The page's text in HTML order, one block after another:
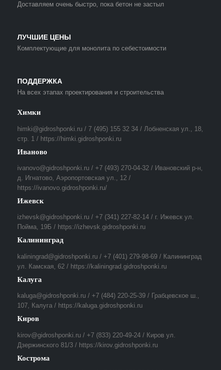
Доставляем очень быстро, пока бетон не застыл
ЛУЧШИЕ ЦЕНЫ
Комплектующие для монолита по себестоимости
ПОДДЕРЖКА
На всех этапах проектирования и строительства
Химки
himki@gidroshponki.ru / 7 (495) 155 32 34 / Лобненская ул., 18,
стр. 1 / https://himki.gidroshponki.ru
Иваново
ivanovo@gidroshponki.ru / +7 (493) 270-04-32 / Ивановский р-н,
д. Игнатово, Аэропортовская ул., 12 /
https://ivanovo.gidroshponki.ru/
Ижевск
izhevsk@gidroshponki.ru / +7 (341) 227-82-14 / г. Ижевск ул.
Пойма, 19Б / https://izhevsk.gidroshponki.ru
Калининград
kaliningrad@gidroshponki.ru / +7 (401) 279-98-69 / Калининград
ул. Камская, 62 / https://kaliningrad.gidroshponki.ru
Калуга
kaluga@gidroshponki.ru / +7 (484) 220-25-39 / Грабцевское ш.,
107, Калуга / https://kaluga.gidroshponki.ru
Киров
kirov@gidroshponki.ru / +7 (833) 220-49-24 / Киров ул.
Дзержинского 81/3 / https://kirov.gidroshponki.ru
Кострома